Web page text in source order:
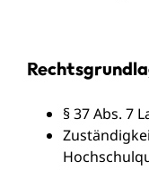
§ 37 Abs. 7